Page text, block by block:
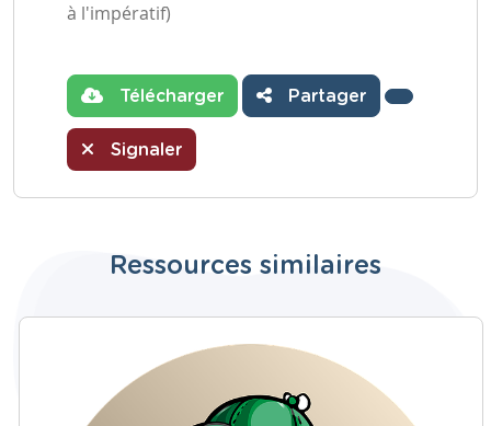
à l'impératif)
Télécharger Partager
Signaler
Ressources similaires